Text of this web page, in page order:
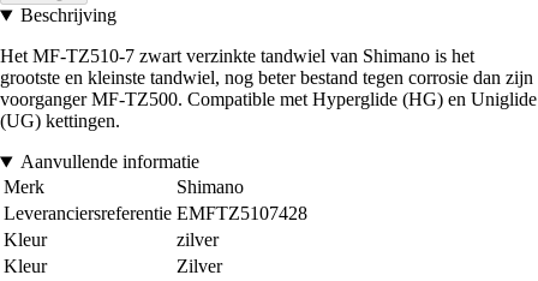
Beschrijving
Het MF-TZ510-7 zwart verzinkte tandwiel van Shimano is het
grootste en kleinste tandwiel, nog beter bestand tegen corrosie dan zijn
voorganger MF-TZ500. Compatible met Hyperglide (HG) en Uniglide
(UG) kettingen.
Aanvullende informatie
Merk
Shimano
Leveranciersreferentie EMFTZ5107428
Kleur
zilver
Kleur
Zilver